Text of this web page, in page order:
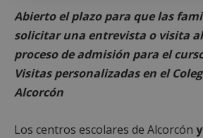
Abierto el plazo para que las
solicitar una entrevista o visita
proceso de admisión para el
Visitas personalizadas en el
Alcorcón
Los centros escolares de Alcorcón